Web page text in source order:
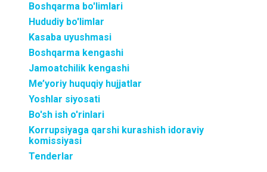
Boshqarma bo'limlari
Hududiy bo'limlar
Kasaba uyushmasi
Boshqarma kengashi
Jamoatchilik kengashi
Me’yoriy huquqiy hujjatlar
Yoshlar siyosati
Bo'sh ish o'rinlari
Korrupsiyaga qarshi kurashish idoraviy
komissiyasi
Tenderlar